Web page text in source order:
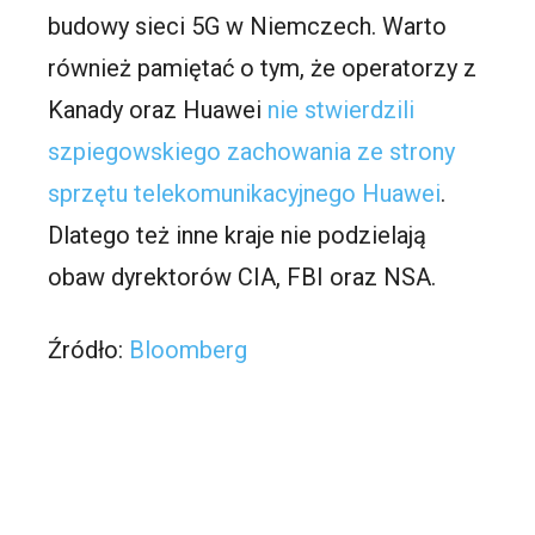
budowy sieci 5G w Niemczech. Warto
również pamiętać o tym, że operatorzy z
Kanady oraz Huawei nie stwierdzili
szpiegowskiego zachowania ze strony
sprzętu telekomunikacyjnego Huawei.
Dlatego też inne kraje nie podzielają
obaw dyrektorów CIA, FBI oraz NSA.
Źródło: Bloomberg